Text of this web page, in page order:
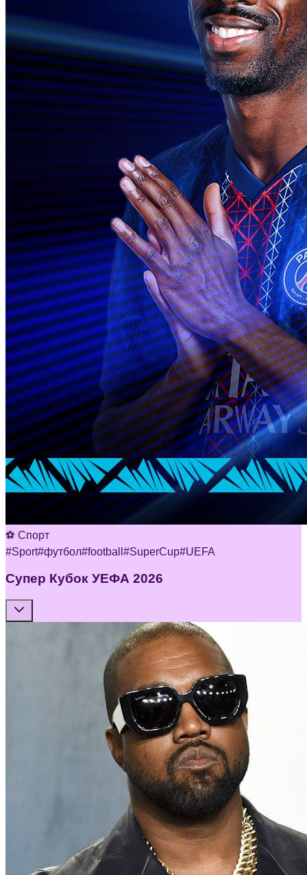
⚽ Спорт
#Sport#футбол#football #SuperCup#UEFA
Супер Кубок УЕФА 2026